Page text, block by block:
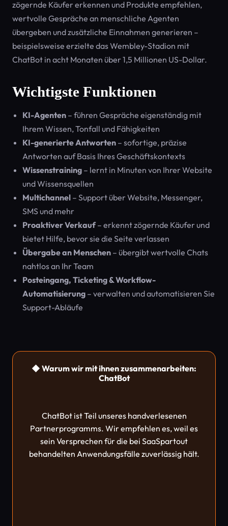
zögernde Käufer erkennen und Produkte empfehlen,
wertvolle Gespräche an menschliche Agenten
übergeben und zusätzliche Einnahmen generieren –
beispielsweise erzielte das Wembley-Stadion mit
ChatBot in acht Monaten über 1,5 Millionen US-Dollar.
Wichtigste Funktionen
KI-Agenten – führen Gespräche eigenständig mit
Ihrem Wissen, Tonfall und Fähigkeiten
KI-generierte Antworten – sofortige, präzise
Antworten auf Basis Ihres Geschäftskontexts
Wissenstraining – lernt in Minuten von Ihrer Website
und Wissensquellen
Multichannel – Support über Website, Messenger,
SMS und mehr
Proaktiver Verkauf– erkennt zögernde Käufer und
bietet Hilfe, bevor sie die Seite verlassen
Übergabe an Menschen – übergibt wertvolle Chats
nahtlos an Ihr Team
Posteingang, Ticketing & Workflow-
Automatisierung – verwalten und automatisieren Sie
Support-Abläufe
◆ Warum wir mit ihnen zusammenarbeiten:
ChatBot
ChatBot ist Teil unseres handverlesenen
Partnerprogramms. Wir empfehlen es, weil es
sein Versprechen für die bei SaaSpartout
behandelten Anwendungsfälle zuverlässig hält.